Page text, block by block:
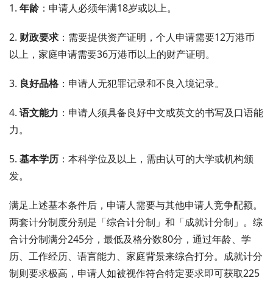
1. 年龄：申请人必须年满18岁或以上。
2. 财政要求 ：需要提供资产证明，个人申请需要12万港币
以上，家庭申请需要36万港币以上的财产证明。
3. 良好品格 ：申请人无犯罪记录和不良入境记录。
4. 语文能力 ：申请人须具备良好中文或英文的书写及口语能
力。
5. 基本学历 ：本科学位及以上，需由认可的大学或机构颁
发。
满足上述基本条件后，申请人需要与其他申请人竞争配额。
两套计分制度分别是「综合计分制」和「成就计分制」。综
合计分制满分245分，最低及格分数80分，通过年龄、学
历、工作经历、语言能力、家庭背景来综合打分。成就计分
制则要求极高，申请人如被视作符合特定要求即可获取225